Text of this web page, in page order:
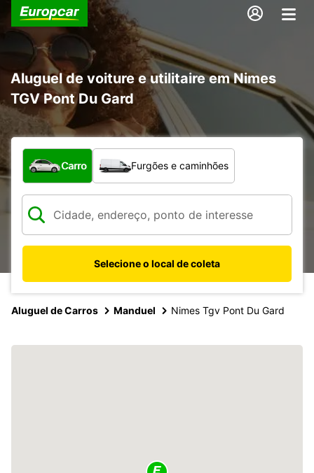
Aluguel de voiture e utilitaire em Nimes
TGV Pont Du Gard
Qual tipo de veículo?
Carro Furgões e caminhões
Selecione o local de coleta
Aluguel de Carros Manduel Nimes Tgv Pont Du Gard